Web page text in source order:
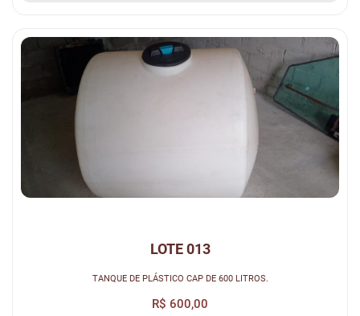
LOTE 013
TANQUE DE PLÁSTICO CAP DE 600 LITROS.
R$ 600,00